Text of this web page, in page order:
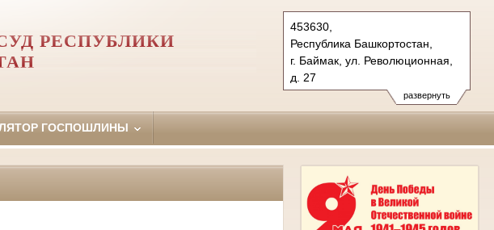
развернуть
453630,
Республика Башкортостан,
г. Баймак, ул. Революционная,
д. 27
Тел.: (34751) 3-19-70, 3-12-33
baimaksky.bkr@sudrf.ru
показать на карте
РЕСПУБЛИКИ
ГОСПОШЛИНЫ